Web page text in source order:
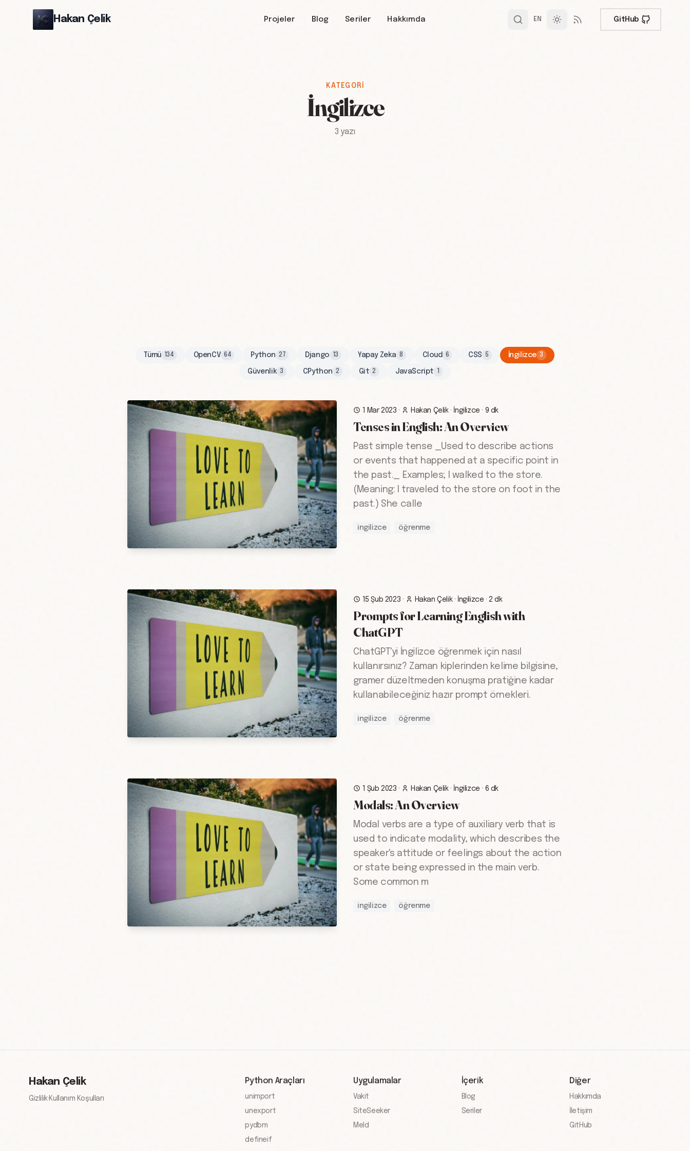
Hakan Çelik Projeler Blog Seriler Hakkımda EN GitHub
KATEGORI
İngilizce
3 yazı
Tümü 134 OpenCV 64 Python 27 Django 13 Yapay Zeka 8 Cloud 6 CSS 5 İngilizce 3
Güvenlik 3 CPython 2 Git 2 JavaScript
1 Mar 2023 · Hakan Çelik· İngilizce · 9 dk
Tenses in English: An Overview
Past simple tense _Used to describe actions
or events that happened at a specific point in
the past._ Examples; I walked to the store.
(Meaning: I traveled to the store on foot in the
past.) She calle
ingilizce öğrenme
15 Şub 2023 · Hakan Çelik· İngilizce ·2 dk
Prompts for Learning English with
ChatGPT
ChatGPT'yi İngilizce öğrenmek için nasıl
kullanırsınız? Zaman kiplerinden kelime bilgisine,
gramer düzeltmeden konuşma pratiğine kadar
kullanabileceğiniz hazır prompt örnekleri.
ingilizce öğrenme
1 Şub 2023 · Hakan Çelik· İngilizce · 6 dk
Modals: An Overview
Modal verbs are a type of auxiliary verb that is
used to indicate modality, which describes the
speaker's attitude or feelings about the action
or state being expressed in the main verb.
Some common m
ingilizce öğrenme
Hakan Çelik
Gizlilik·Kullanım Koşulları
Python Araçları
unimport
unexport
pydbm
defineif
Uygulamalar
Vakit
SiteSeeker
Meld
İçerik
Blog
Seriler
Diğer
Hakkımda
İletişim
GitHub